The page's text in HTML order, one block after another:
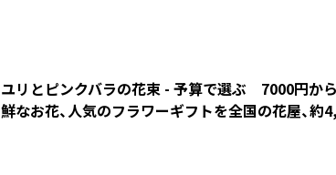
ユリとピンクバラの花束 - 予算で選ぶ 7000円か
鮮なお花、人気のフラワーギフトを全国の花屋、約